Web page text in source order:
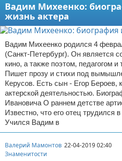
Вадим Михеенко:
жизнь актера
Вадим Михеенко родился 4
(Санкт-Петербург). Он является
кино, а также поэтом, педагогом
Пишет прозу и стихи под
Керусов. Есть сын - Егор Бероев,
актерской деятельностью.
Ивановича О раннем детстве
Известно, что его отец трудился
Учился Вадим в
Валерий Мамонтов 22-04-2019 02:40
Знаменитости